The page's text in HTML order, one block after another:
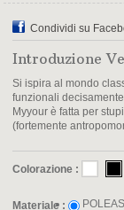
Condividi su
Introduzione
Si ispira al mondo
funzionali
Myyour è fatta per
(fortemente
Colorazione :
Materiale :